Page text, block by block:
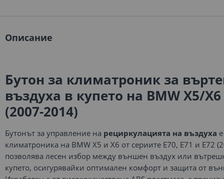
Описание
Бутон за климатроник за
въздуха в купето на BMW X5/X6
(2007-2014)
Бутонът за управление на рециркулацията на въздуха
климатроника на BMW X5 и X6 от сериите E70, E71 и E72
позволява лесен избор между външен въздух или
купето, осигурявайки оптимален комфорт и защита от